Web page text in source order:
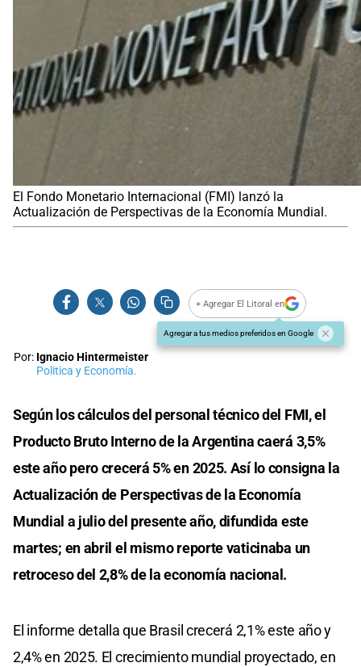
El Fondo Monetario Internacional (FMI) lanzó la
Actualización de Perspectivas de la Economía Mundial.
+ Agregar El Litoral en
Agregar a tus medios preferidos en Google
Por: Ignacio Hintermeister
Politica y Economía.
Según los cálculos del personal técnico del FMI, el
Producto Bruto Interno de la Argentina caerá 3,5%
este año pero crecerá 5% en 2025. Así lo consigna la
Actualización de Perspectivas de la Economía
Mundial a julio del presente año, difundida este
martes; en abril el mismo reporte vaticinaba un
retroceso del 2,8% de la economía nacional.
El informe detalla que Brasil crecerá 2,1% este año y
2,4% en 2025. El crecimiento mundial proyectado, en